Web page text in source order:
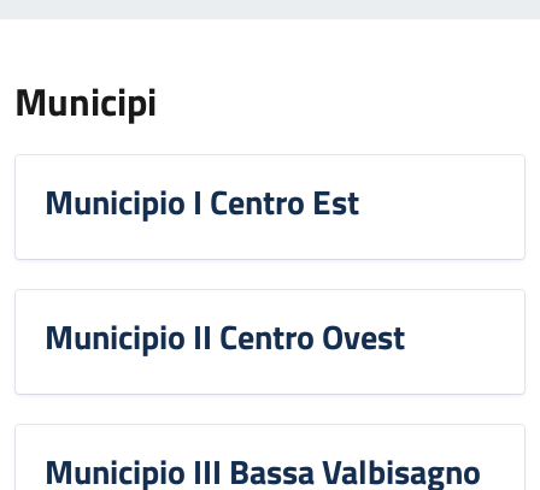
Municipi
Municipio I Centro Est
Municipio II Centro Ovest
Municipio III Bassa Valbisagno